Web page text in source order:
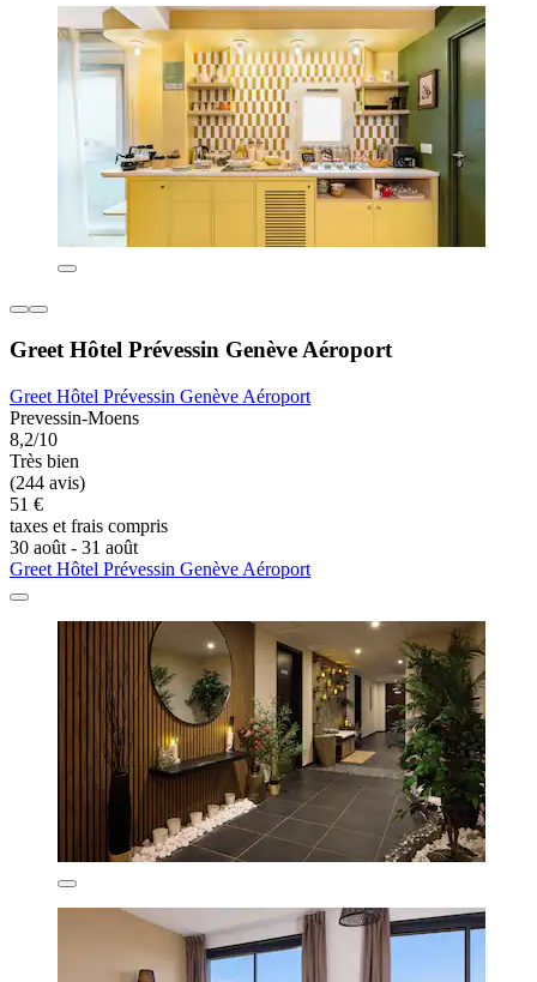
Greet Hôtel Prévessin Genève Aéroport
Greet Hôtel Prévessin Genève Aéroport
Prevessin-Moens
8,2/10
Très bien
(244 avis)
51 €
taxes et frais compris
30 août - 31 août
Greet Hôtel Prévessin Genève Aéroport